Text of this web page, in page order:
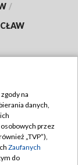
/
na
danych,
przez
„TVP”),
Zaufanych
do